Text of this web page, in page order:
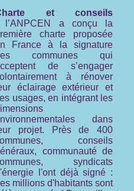
et conseils
l’ANPCEN a conçu la
charte proposée
France à la signature
communes qui
de s’engager
à rénover
éclairage extérieur et
usages, en intégrant les
dans
projet. Près de 400
conseils
communauté de
syndicats
l'ont déjà signé :
millions d'habitants sont